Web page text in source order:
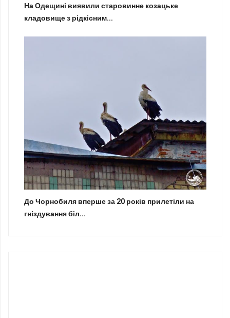
На Одещині виявили старовинне козацьке
кладовище з рідкісним...
До Чорнобиля вперше за 20 років прилетіли на
гніздування біл...